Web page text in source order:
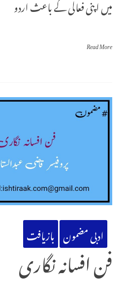
میں اپنی فعالی کے باعث اردو
Read More
ادبی مضمون بازیافت
فن افسانہ نگاری